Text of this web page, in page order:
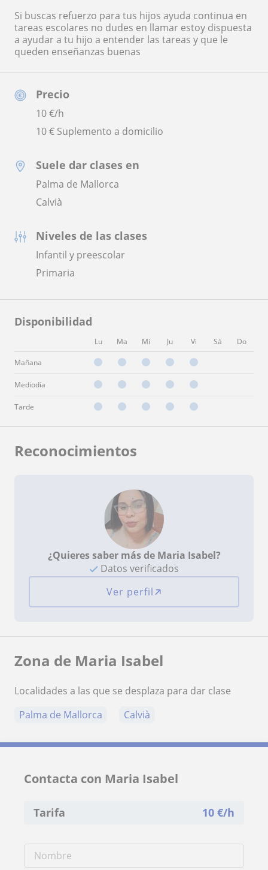
Precio
10€/h
10 € Suplemento a domicilio
Suele dar clases en
Palma de Mallorca
Calvià
Niveles de las clases
Infantil y preescolar
Primaria
Disponibilidad
Lu Ma Mi Ju Vi Sá Do
Mañana
Mediodía
Tarde
Si buscas refuerzo para tus hijos ayuda continua en
tareas escolares no dudes en llamar estoy dispuesta
a ayudar a tu hijo a entender las tareas y que le
queden enseñanzas buenas
Reconocimientos
¿Quieres saber más de Maria Isabel?
Datos verificados
Ver perfil
Zona de Maria Isabel
Localidades a las que se desplaza para dar clase
Palma de Mallorca
Calvià
Contacta con Maria Isabel
Tarifa 10 €/h